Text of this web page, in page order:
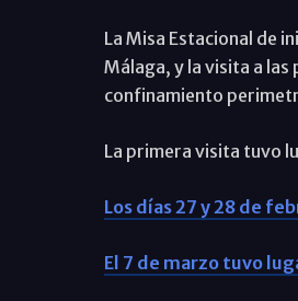
La Misa Estacional de
Málaga, y la visita a las
confinamiento
La primera visita tuvo
Los días 27 y 28 de
El 7 de marzo tuvo